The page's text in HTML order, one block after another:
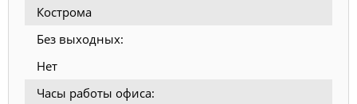
Кострома
Без выходных:
Нет
Часы работы офиса: